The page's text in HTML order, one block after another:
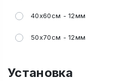
40х60см - 12мм
50х70см - 12мм
Установка